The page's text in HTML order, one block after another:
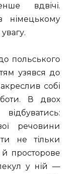
вдвічі.
німецькому
польського
узявся до
собі
В двох
речовини
не тільки
й просторове
у ній —